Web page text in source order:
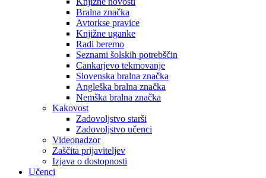
Bralna značka
Avtorkse pravice
Knjižne uganke
Radi beremo
Seznami šolskih potrebščin
Cankarjevo tekmovanje
Slovenska bralna značka
Angleška bralna značka
Nemška bralna značka
Kakovost
Zadovoljstvo starši
Zadovoljstvo učenci
Videonadzor
Zaščita prijaviteljev
Izjava o dostopnosti
Učenci